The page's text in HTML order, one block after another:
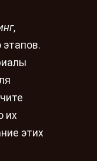
,
этапов.
их
этих